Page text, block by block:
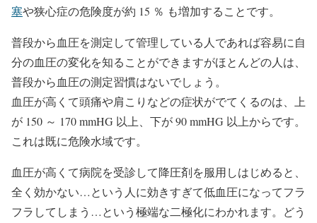
塞や狭心症の危険度が約 15 ％ も増加することです。
普段から血圧を測定して管理している人であれば容易に自
分の血圧の変化を知ることができますがほとんどの人は、
普段から血圧の測定習慣はないでしょう。
血圧が高くて頭痛や肩こりなどの症状がでてくるのは、上
が 150 ～ 170 mmHG 以上、下が 90 mmHG 以上からです。
これは既に危険水域です。
血圧が高くて病院を受診して降圧剤を服用しはじめると、
全く効かない…という人に効きすぎて低血圧になってフラ
フラしてしまう…という極端な二極化にわかれます。どう